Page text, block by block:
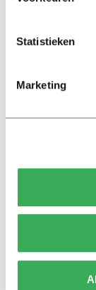
Statistieken
Marketing
studenten